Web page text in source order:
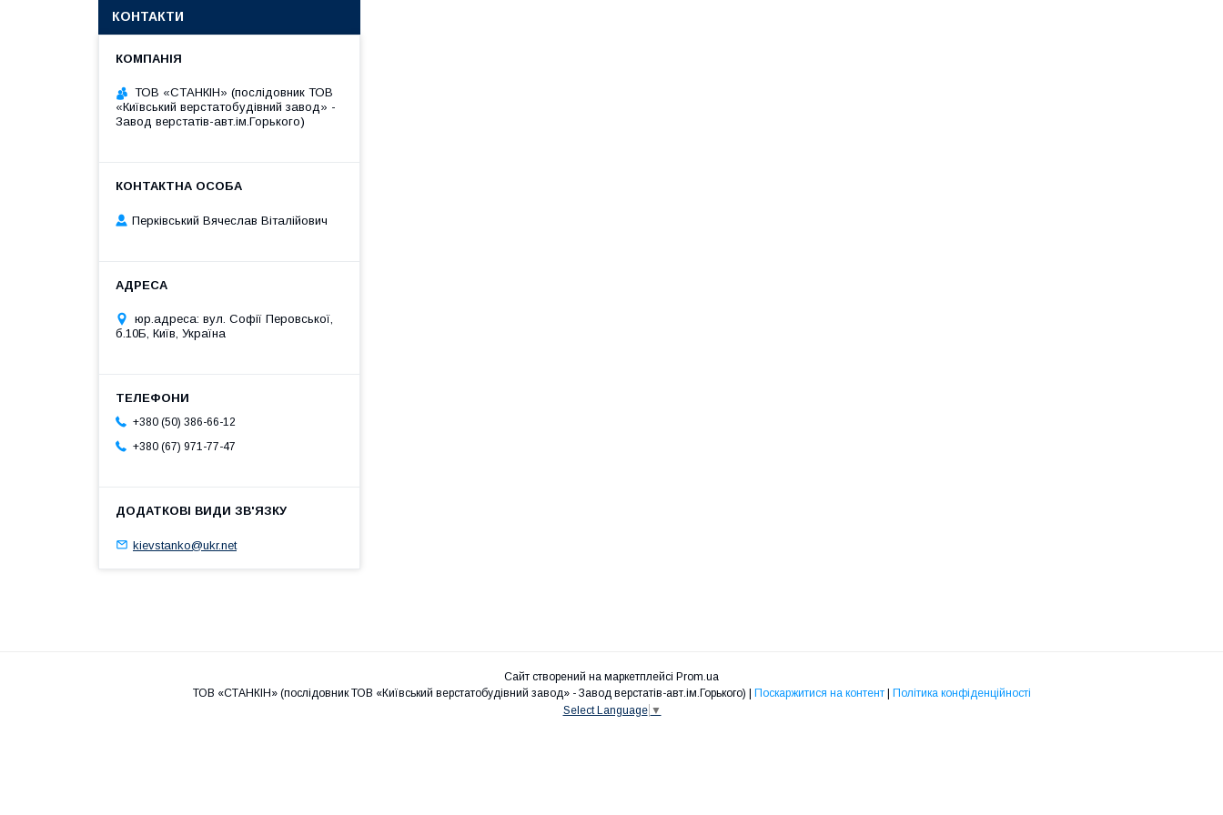
КОНТАКТИ
ТОВ «СТАНКІН» (послідовник ТОВ
«Київський верстатобудівний завод» -
Завод верстатів-авт.ім.Горького)
Перківський Вячеслав Віталійович
юр.адреса: вул. Софії Перовської,
б.10Б, Київ, Україна
+380 (50) 386-66-12
+380 (67) 971-77-47
kievstanko@ukr.net
Сайт створений на маркетплейсі Prom.ua
Поскаржитися на контент
Політика конфіденційності
Select Language ▼